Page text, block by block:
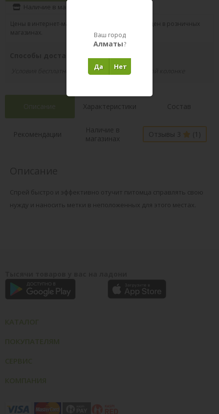
Наличие в магазинах
Цены в интернет-магазине могут отличаться от цен в розничных
магазинах.
Условия бесплатной доставки указаны в правой колонке
Описание Характеристики Состав
Рекомендации
Наличие в
магазинах
Отзывы 3 (1)
Спрей быстро и эффективно отучит питомца справлять свою
нужду и наносить метки в неположенных для этого местах.
Ваш город
Алматы?
Нет
Да